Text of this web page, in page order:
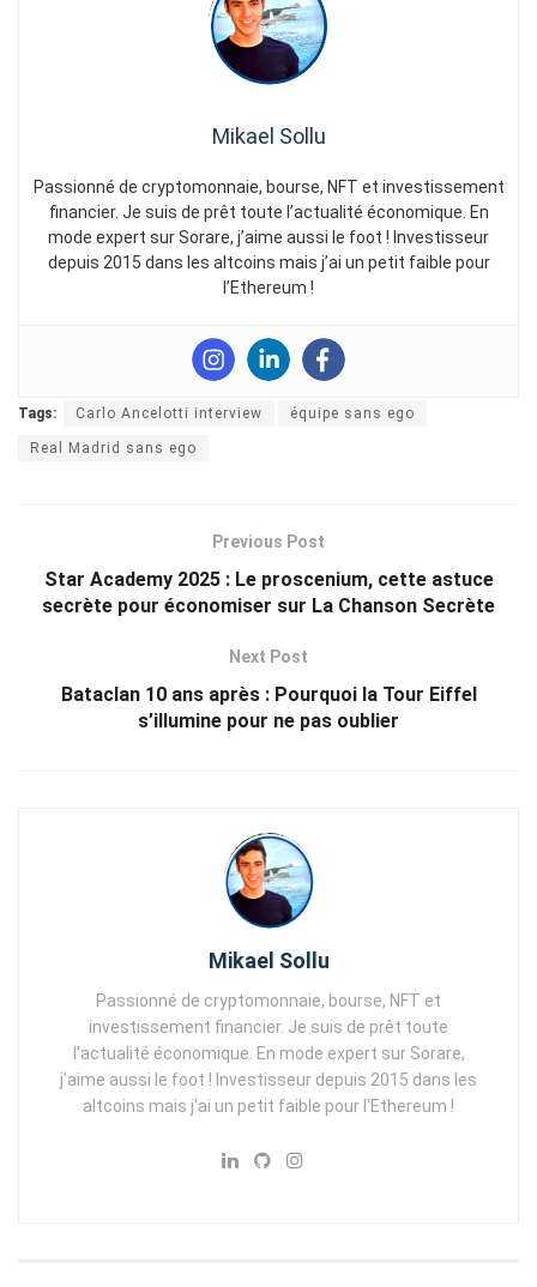
Mikael Sollu
Passionné de cryptomonnaie, bourse, NFT et investissement
financier. Je suis de prêt toute l’actualité économique. En
mode expert sur Sorare, j’aime aussi le foot ! Investisseur
depuis 2015 dans les altcoins mais j’ai un petit faible pour
l’Ethereum !
Tags: Carlo Ancelotti interview équipe sans ego
Real Madrid sans ego
Previous Post
Star Academy 2025 : Le proscenium, cette astuce
secrète pour économiser sur La Chanson Secrète
Next Post
Bataclan 10 ans après : Pourquoi la Tour Eiffel
s’illumine pour ne pas oublier
Mikael Sollu
Passionné de cryptomonnaie, bourse, NFT et
investissement financier. Je suis de prêt toute
l'actualité économique. En mode expert sur Sorare,
j'aime aussi le foot ! Investisseur depuis 2015 dans les
altcoins mais j'ai un petit faible pour l'Ethereum !